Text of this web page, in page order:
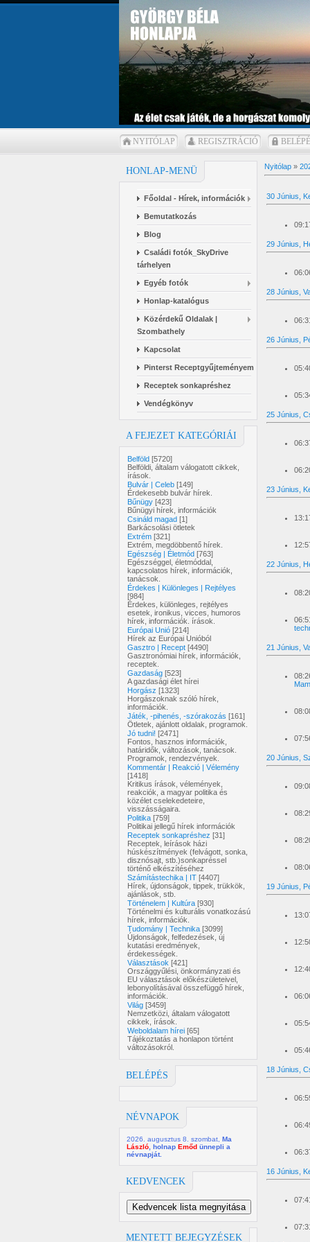
NYITÓLAP REGISZTRÁCIÓ
HONLAP-MENÜ
Főoldal - Hírek, információk
Bemutatkozás
Blog
Családi fotók_SkyDrive
tárhelyen
Egyéb fotók
Honlap-katalógus
Közérdekű Oldalak |
Szombathely
Kapcsolat
Pinterst Receptgyűjteményem
Receptek sonkapréshez
Vendégkönyv
A FEJEZET KATEGÓRIÁI
Belföld [5720]
Belföldi, általam válogatott cikkek,
írások.
Bulvár | Celeb [149]
Érdekesebb bulvár hírek.
Bűnügy [423]
Bűnügyi hírek, információk
Csináld magad [1]
Barkácsolási ötletek
Extrém [321]
Extrém, megdöbbentő hírek.
Egészség | Életmód [763]
Egészséggel, életmóddal,
kapcsolatos hírek, információk,
tanácsok.
Érdekes | Különleges | Rejtélyes
[984]
Érdekes, különleges, rejtélyes
esetek, ironikus, vicces, humoros
hírek, információk. írások.
Európai Unió [214]
Hírek az Európai Unióból
Gasztro | Recept [4490]
Gasztronómiai hírek, információk,
receptek.
Gazdaság [523]
A gazdasági élet hírei
Horgász [1323]
Horgászoknak szóló hírek,
információk.
Játék, -pihenés, -szórakozás [161]
Ötletek, ajánlott oldalak, programok.
Jó tudni! [2471]
Fontos, hasznos információk,
határidők, változások, tanácsok.
Programok, rendezvények.
Kommentár | Reakció | Vélemény
[1418]
Kritikus írások, vélemények,
reakciók, a magyar politika és
közélet cselekedeteire,
visszásságaira.
Politika [759]
Politikai jellegű hírek információk
Receptek sonkapréshez [31]
Receptek, leírások házi
húskészítmények (felvágott, sonka,
disznósajt, stb.)sonkapréssel
történő elkészítéséhez
Számítástechika | IT [4407]
Hírek, újdonságok, tippek, trükkök,
ajánlások, stb.
Történelem | Kultúra [930]
Történelmi és kulturális vonatkozású
hírek, információk.
Tudomány | Technika [3099]
Újdonságok, felfedezések, új
kutatási eredmények,
érdekességek.
Választások [421]
Országgyűlési, önkormányzati és
EU választások előkészületeivel,
lebonyolításával összefüggő hírek,
információk.
Világ [3459]
Nemzetközi, általam válogatott
cikkek, írások.
Weboldalam hírei [65]
Tájékoztatás a honlapon történt
változásokról.
BELÉPÉS
NÉVNAPOK
2026. augusztus 8. szombat, Ma
László , holnap Emőd ünnepli a
névnapját.
KEDVENCEK
Kedvencek lista megnyitása
ChatGPT ingyen
MENTETT BEJEGYZÉSEK
Nyitólap »
30 Június,
29 Június,
28 Június,
26 Június,
25 Június,
23 Június,
22 Június,
21 Június,
20 Június,
19 Június,
18 Június,
16 Június,